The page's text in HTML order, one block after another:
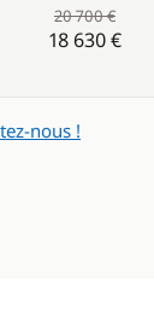
20 700 €
18 630 €
nous !